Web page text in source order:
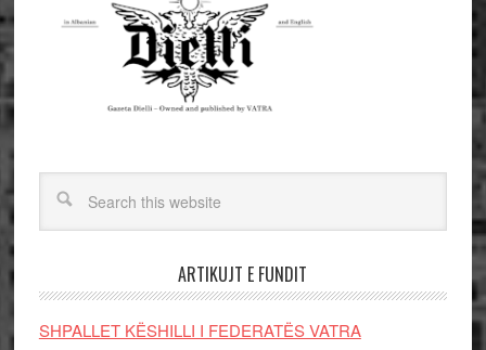
ARTIKUJT E FUNDIT
SHPALLET KËSHILLI I FEDERATËS VATRA